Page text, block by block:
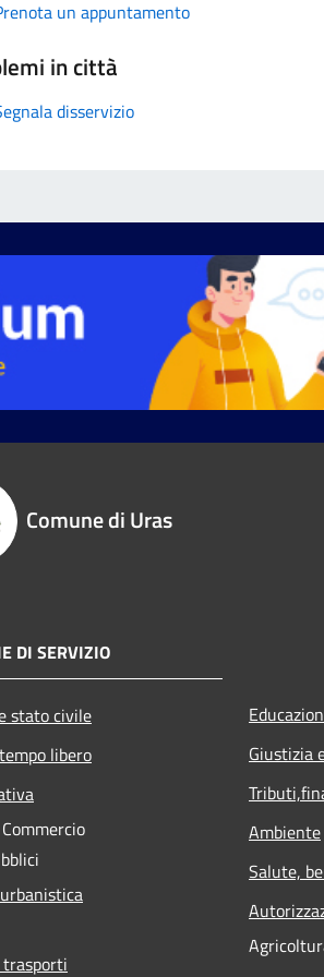
un appuntamento
in città
disservizio
Comune di Uras
DI SERVIZIO
stato civile
libero
Giustizia
Ambiente
Salute,